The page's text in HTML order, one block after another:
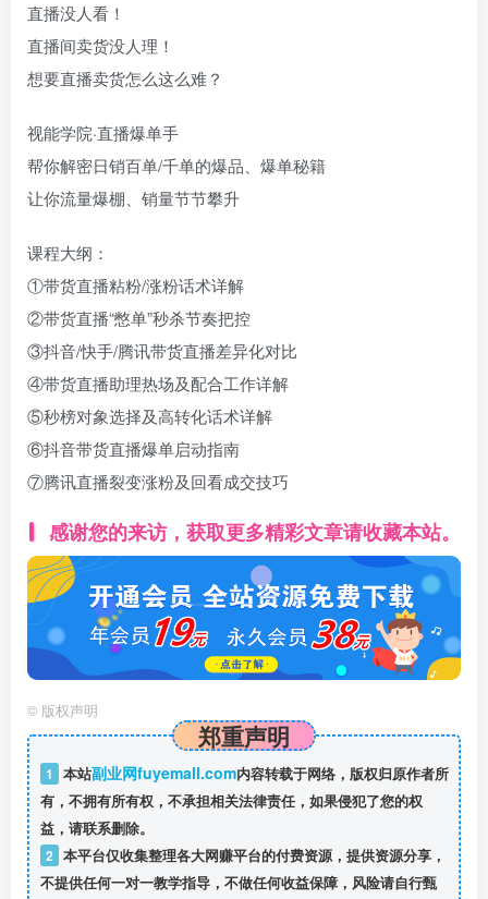
直播没人看！
直播间卖货没人理！
想要直播卖货怎么这么难？
视能学院·直播爆单手
帮你解密日销百单/千单的爆品、爆单秘籍
让你流量爆棚、销量节节攀升
课程大纲：
①带货直播粘粉/涨粉话术详解
②带货直播“憋单”秒杀节奏把控
③抖音/快手/腾讯带货直播差异化对比
④带货直播助理热场及配合工作详解
⑤秒榜对象选择及高转化话术详解
⑥抖音带货直播爆单启动指南
⑦腾讯直播裂变涨粉及回看成交技巧
感谢您的来访，获取更多精彩文章请收藏本站。
© 版权声明
郑重声明
1 本站副业网fuyemall.com内容转载于网络，版权归原作者所
有，不拥有所有权，不承担相关法律责任，如果侵犯了您的权
益，请联系删除。
2 本平台仅收集整理各大网赚平台的付费资源，提供资源分享，
不提供任何一对一教学指导，不做任何收益保障，风险请自行甄